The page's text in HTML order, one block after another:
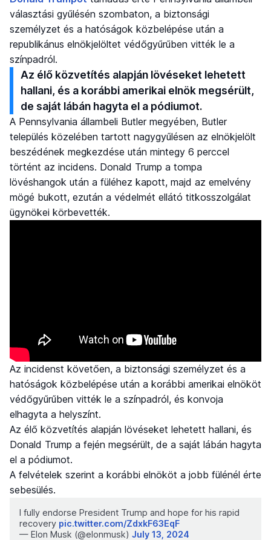
választási gyűlésén szombaton, a biztonsági
személyzet és a hatóságok közbelépése után a
republikánus elnökjelöltet védőgyűrűben vitték le a
színpadról.
Az élő közvetítés alapján lövéseket lehetett
hallani, és a korábbi amerikai elnök megsérült,
de saját lábán hagyta el a pódiumot.
A Pennsylvania állambeli Butler megyében, Butler
település közelében tartott nagygyűlésen az elnökjelölt
beszédének megkezdése után mintegy 6 perccel
történt az incidens. Donald Trump a tompa
lövéshangok után a füléhez kapott, majd az emelvény
mögé bukott, ezután a védelmét ellátó titkosszolgálat
ügynökei körbevették.
Az incidenst követően, a biztonsági személyzet és a
hatóságok közbelépése után a korábbi amerikai elnököt
védőgyűrűben vitték le a színpadról, és konvoja
elhagyta a helyszínt.
Az élő közvetítés alapján lövéseket lehetett hallani, és
Donald Trump a fején megsérült, de a saját lábán hagyta
el a pódiumot.
A felvételek szerint a korábbi elnököt a jobb fülénél érte
sebesülés.
I fully endorse President Trump and hope for his rapid
recovery pic.twitter.com/ZdxkF63EqF
— Elon Musk (@elonmusk) July 13, 2024